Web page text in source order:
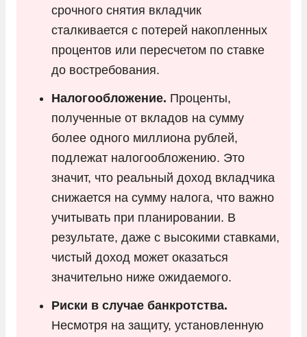
срочного снятия вкладчик
сталкивается с потерей накопленных
процентов или пересчетом по ставке
до востребования.
Налогообложение. Проценты,
полученные от вкладов на сумму
более одного миллиона рублей,
подлежат налогообложению. Это
значит, что реальный доход вкладчика
снижается на сумму налога, что важно
учитывать при планировании. В
результате, даже с высокими ставками,
чистый доход может оказаться
значительно ниже ожидаемого.
Риски в случае банкротства.
Несмотря на защиту, установленную